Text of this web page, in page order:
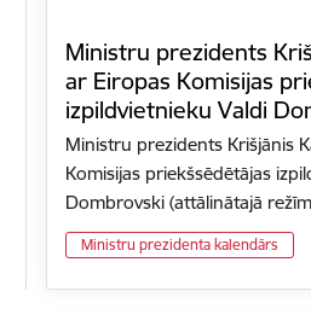
Ministru prezidents
ar Eiropas Komisijas
izpildvietnieku Valdi
Ministru prezidents Krišjānis
Komisijas priekšsēdētājas
Dombrovski (attālinātajā
Ministru prezidenta kalendārs